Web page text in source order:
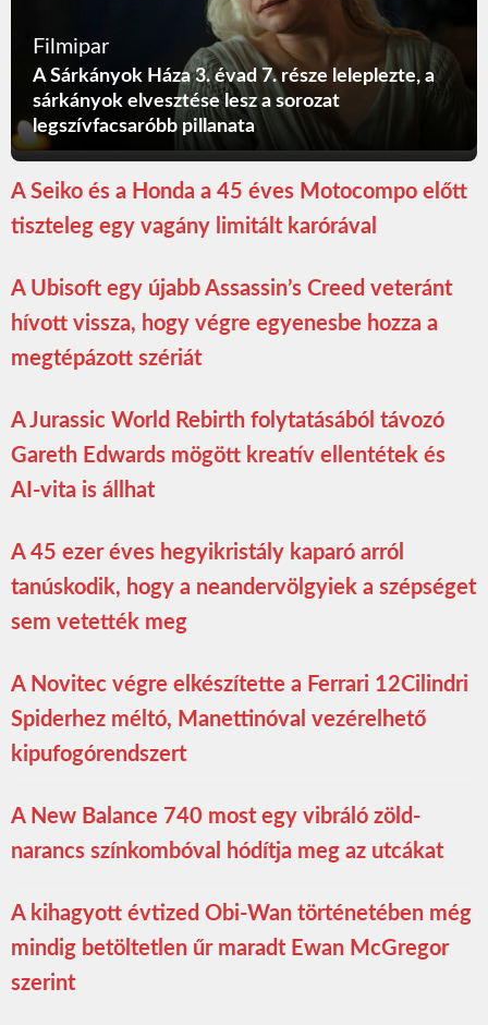
Filmipar
A Sárkányok Háza 3. évad 7. része leleplezte, a
sárkányok elvesztése lesz a sorozat
legszívfacsaróbb pillanata
A Seiko és a Honda a 45 éves Motocompo előtt
tiszteleg egy vagány limitált karórával
A Ubisoft egy újabb Assassin’s Creed veteránt
hívott vissza, hogy végre egyenesbe hozza a
megtépázott szériát
A Jurassic World Rebirth folytatásából távozó
Gareth Edwards mögött kreatív ellentétek és
AI-vita is állhat
A 45 ezer éves hegyikristály kaparó arról
tanúskodik, hogy a neandervölgyiek a szépséget
sem vetették meg
A Novitec végre elkészítette a Ferrari 12Cilindri
Spiderhez méltó, Manettinóval vezérelhető
kipufogórendszert
A New Balance 740 most egy vibráló zöld-
narancs színkombóval hódítja meg az utcákat
A kihagyott évtized Obi-Wan történetében még
mindig betöltetlen űr maradt Ewan McGregor
szerint